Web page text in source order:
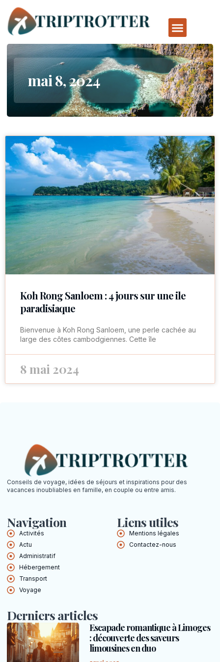
mai 8, 2024
Koh Rong Sanloem : 4 jours sur une ile
paradisiaque
Bienvenue à Koh Rong Sanloem, une perle cachée au
large des côtes cambodgiennes. Cette île
8 mai 2024
Conseils de voyage, idées de séjours et inspirations pour des
vacances inoubliables en famille, en couple ou entre amis.
Navigation
Activités
Actu
Administratif
Hébergement
Transport
Voyage
Liens utiles
Mentions légales
Contactez-nous
Derniers articles
Escapade romantique à Limoges
: découverte des saveurs
limousines en duo